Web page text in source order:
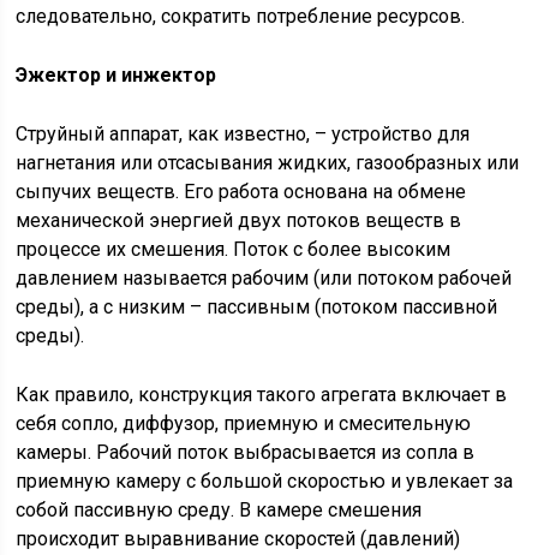
следовательно, сократить потребление ресурсов.
Эжектор и инжектор
Струйный аппарат, как известно, – устройство для
нагнетания или отсасывания жидких, газообразных или
сыпучих веществ. Его работа основана на обмене
механической энергией двух потоков веществ в
процессе их смешения. Поток с более высоким
давлением называется рабочим (или потоком рабочей
среды), а с низким – пассивным (потоком пассивной
среды).
Как правило, конструкция такого агрегата включает в
себя сопло, диффузор, приемную и смесительную
камеры. Рабочий поток выбрасывается из сопла в
приемную камеру с большой скоростью и увлекает за
собой пассивную среду. В камере смешения
происходит выравнивание скоростей (давлений)